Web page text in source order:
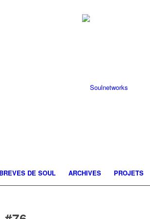
BREVES DE SOUL ARCHIVES PROJETS